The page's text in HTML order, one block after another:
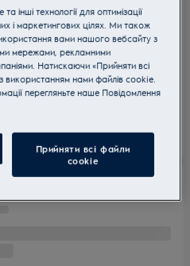
технології для оптимізації
і маркетингових цілях. Ми також
вами нашого вебсайту з
мережами, рекламними
Натискаючи «Прийняти всі
нами файлів cookie.
перегляньте наше Пoвідомлення
Прийняти всі файли
сookie